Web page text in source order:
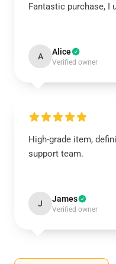
Fantastic purchase, I
A Alice
Verified owner
High-grade item,
support team.
J James
Verified owner